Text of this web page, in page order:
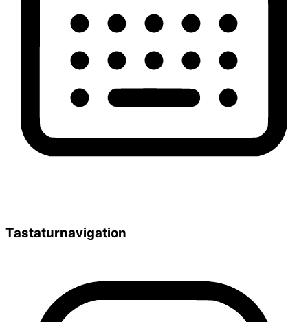
Tastaturnavigation